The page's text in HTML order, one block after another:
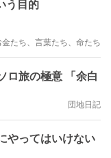
う目的
金たち、言葉たち、命たち
ロ旅の極意 「余白
団地日記
やってはいけない